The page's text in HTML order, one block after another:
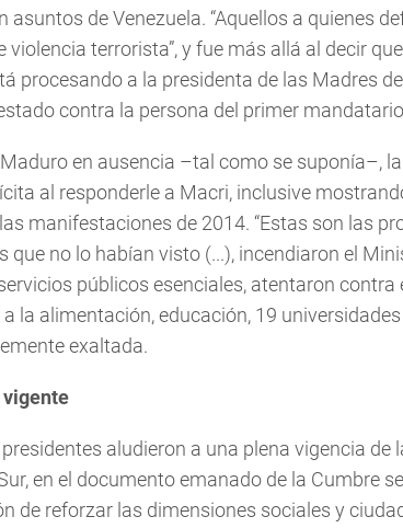
asuntos de Venezuela. “Aquellos a quienes
violencia terrorista”, y fue más allá al decir
procesando a la presidenta de las Madres
contra la persona del primer
en ausencia –tal como se suponía–,
al responderle a Macri, inclusive
manifestaciones de 2014. “Estas son las
que no lo habían visto (...), incendiaron el
públicos esenciales, atentaron contra
la alimentación, educación, 19
exaltada.
aludieron a una plena vigencia de
en el documento emanado de la Cumbre
de reforzar las dimensiones sociales y